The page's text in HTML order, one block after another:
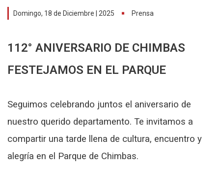
Domingo, 18 de Diciembre | 2025 Prensa
112° ANIVERSARIO DE CHIMBAS
FESTEJAMOS EN EL PARQUE
Seguimos celebrando juntos el aniversario de
nuestro querido departamento. Te invitamos a
compartir una tarde llena de cultura, encuentro y
alegría en el Parque de Chimbas.